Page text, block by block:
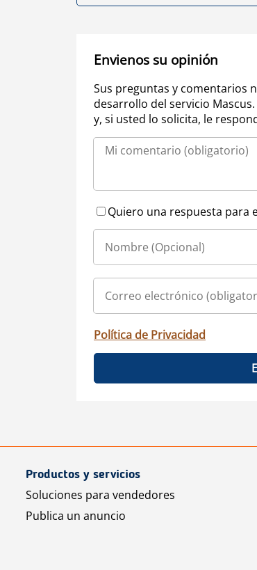
Envienos su opinión
Sus preguntas y comentarios
desarrollo del servicio
y, si usted lo solicita, le
Quiero una respuesta para
Política de Privacidad
Productos y servicios
Soluciones para vendedores
Publica un anuncio